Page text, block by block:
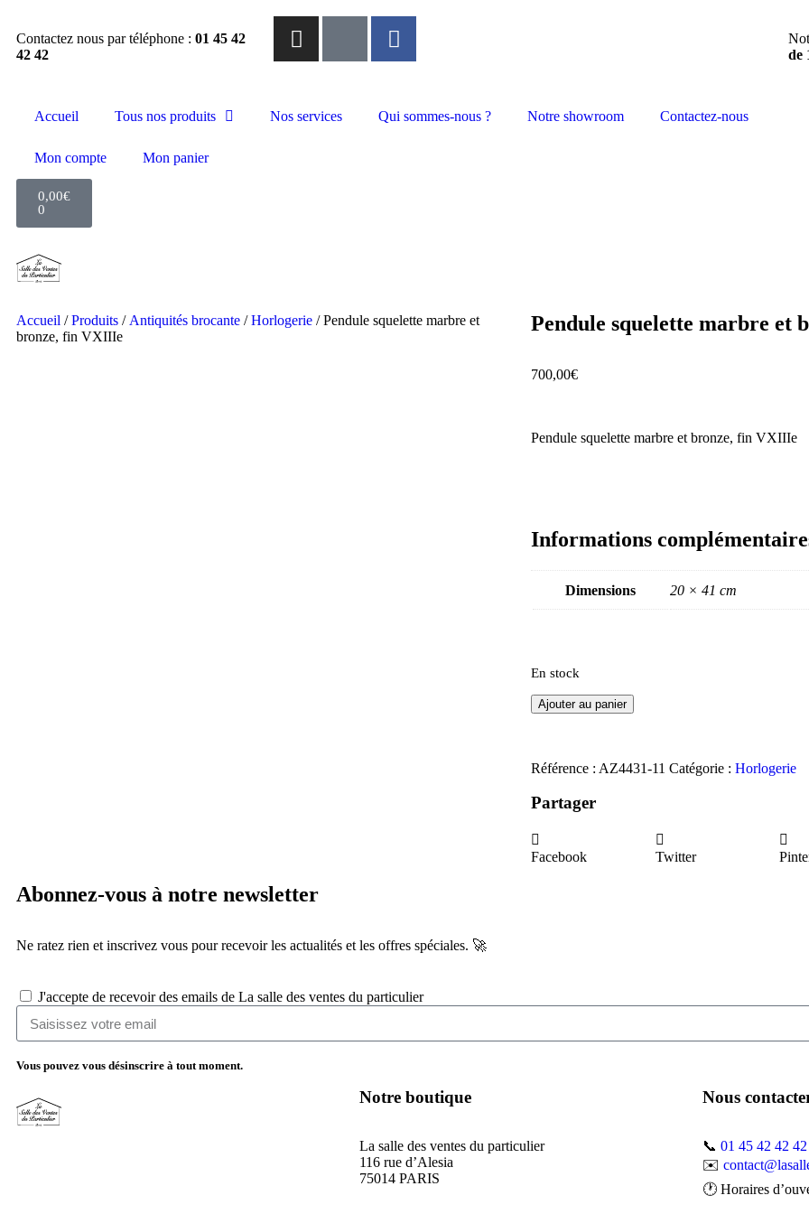
Contactez nous par téléphone : 01 45 42
42 42
de
Accueil Tous nos produits Nos services Qui sommes-nous ? Notre showroom Contactez-nous
Mon compte Mon panier
0,00€
0
Accueil /Produits / Antiquités brocante /Horlogerie / Pendule squelette marbre et
bronze, fin VXIIIe
Pendule squelette marbre et
700,00€
Pendule squelette marbre et bronze, fin VXIIIe
Informations
Dimensions 20 × 41 cm
En stock
Ajouter au panier
Référence : AZ4431-11 Catégorie : Horlogerie
Partager
Facebook Twitter
Abonnez-vous à notre newsletter
Ne ratez rien et inscrivez vous pour recevoir les actualités et les offres spéciales. 🚀​
J'accepte de recevoir des emails de La salle des ventes du particulier
Vous pouvez vous désinscrire à tout moment.
Notre boutique
La salle des ventes du particulier
116 rue d’Alesia
75014 PARIS
Nous
📞 01 45 42 42 42
✉️
🕐 Horaires